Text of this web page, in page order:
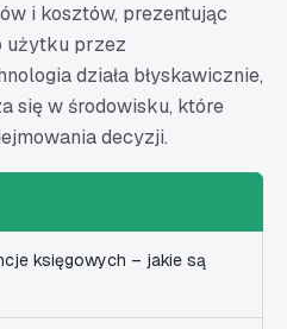
i kosztów, prezentując
użytku przez
działa błyskawicznie,
się w środowisku, które
decyzji.
księgowych – jakie są